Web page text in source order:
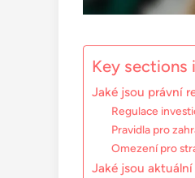
Key sections
Jaké jsou právní
Regulace
Pravidla pro
Omezení pro
Jaké jsou